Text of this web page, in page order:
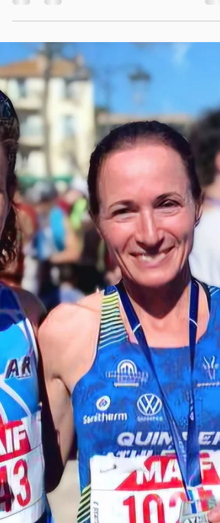
Championnats de Bretagne de la distance. Les
Finistériens Marie Lohéac-Bouchard et Maël Sicot se
sont imposés sur la 8e édition des 10km et sont
devenus champions de Bretagne de la distance, ce
Dimanche 12 Octobre. Chez les hommes, Maël Sicot
(Stade Brestois) l'emporte en 30'19" il devance
une belle passe d'arme le costarmoricain, Benoît
Fanouillère (AS 22) de quelques secondes en 30'24"
et Ewen Toulgoat (TLA) en 30'